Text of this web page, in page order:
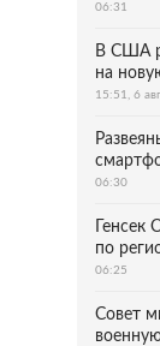
06:31
В США
на
15:51, 6
06:30
по
06:25
Совет